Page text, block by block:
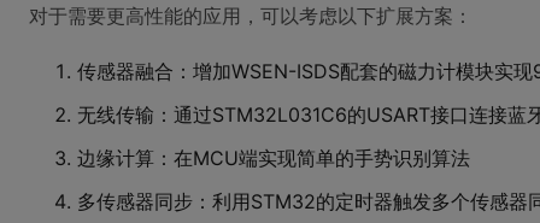
对于需要更高性能的应用，可以考虑以下扩展方案：
传感器融合：增加WSEN-ISDS配套的磁力计模块实现
无线传输：通过STM32L031C6的USART接口连接蓝
边缘计算：在MCU端实现简单的手势识别算法
多传感器同步：利用STM32的定时器触发多个传感器